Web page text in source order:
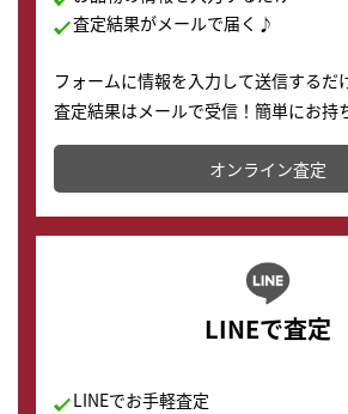
査定結果がメールで届く♪
フォームに情報を入力して送信するだけ
査定結果はメールで受信！簡単にお持
かります。
オンライン査定
LINEで査定
LINEでお手軽査定